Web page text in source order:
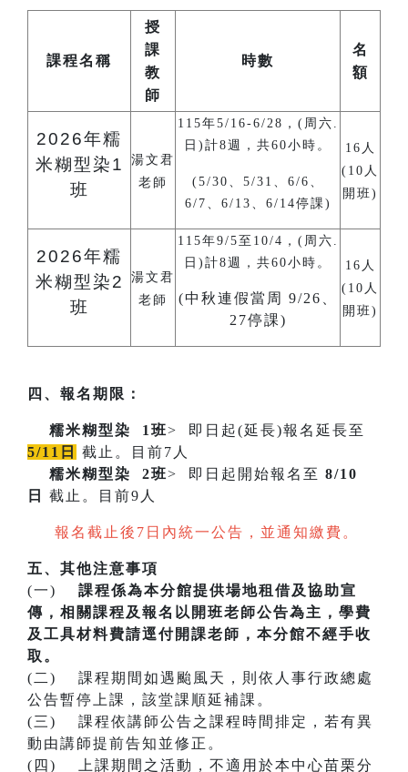
課程名稱
授
課
教
師
時數
名
額
2026年糯
米糊型染1
班
湯文君
老師
115年5/16-6/28，(周六.
日)計8週，共60小時。
(5/30、5/31、6/6、
6/7、6/13、6/14停課)
16人
(10人
開班)
2026年糯
米糊型染2
班
湯文君
老師
115年9/5至10/4，(周六.
日)計8週，共60小時。
(中秋連假當周 9/26、
27停課)
16人
(10人
開班)
四、報名期限：
糯米糊型染 1班> 即日起(延長)報名延長至
5/11日
截止。目前7人
糯米糊型染
2班> 即日起開始報名至 8/10
日 截止。目前9人
報名截止後7日內統一公告，並通知繳費。
五、其他注意事項
(一) 課程係為本分館提供場地租借及協助宣
傳，相關課程及報名以開班老師公告為主，學費
及工具材料費請逕付開課老師，本分館不經手收
取。
(二) 課程期間如遇颱風天，則依人事行政總處
公告暫停上課，該堂課順延補課。
(三) 課程依講師公告之課程時間排定，若有異
動由講師提前告知並修正。
(四) 上課期間之活動，不適用於本中心苗栗分